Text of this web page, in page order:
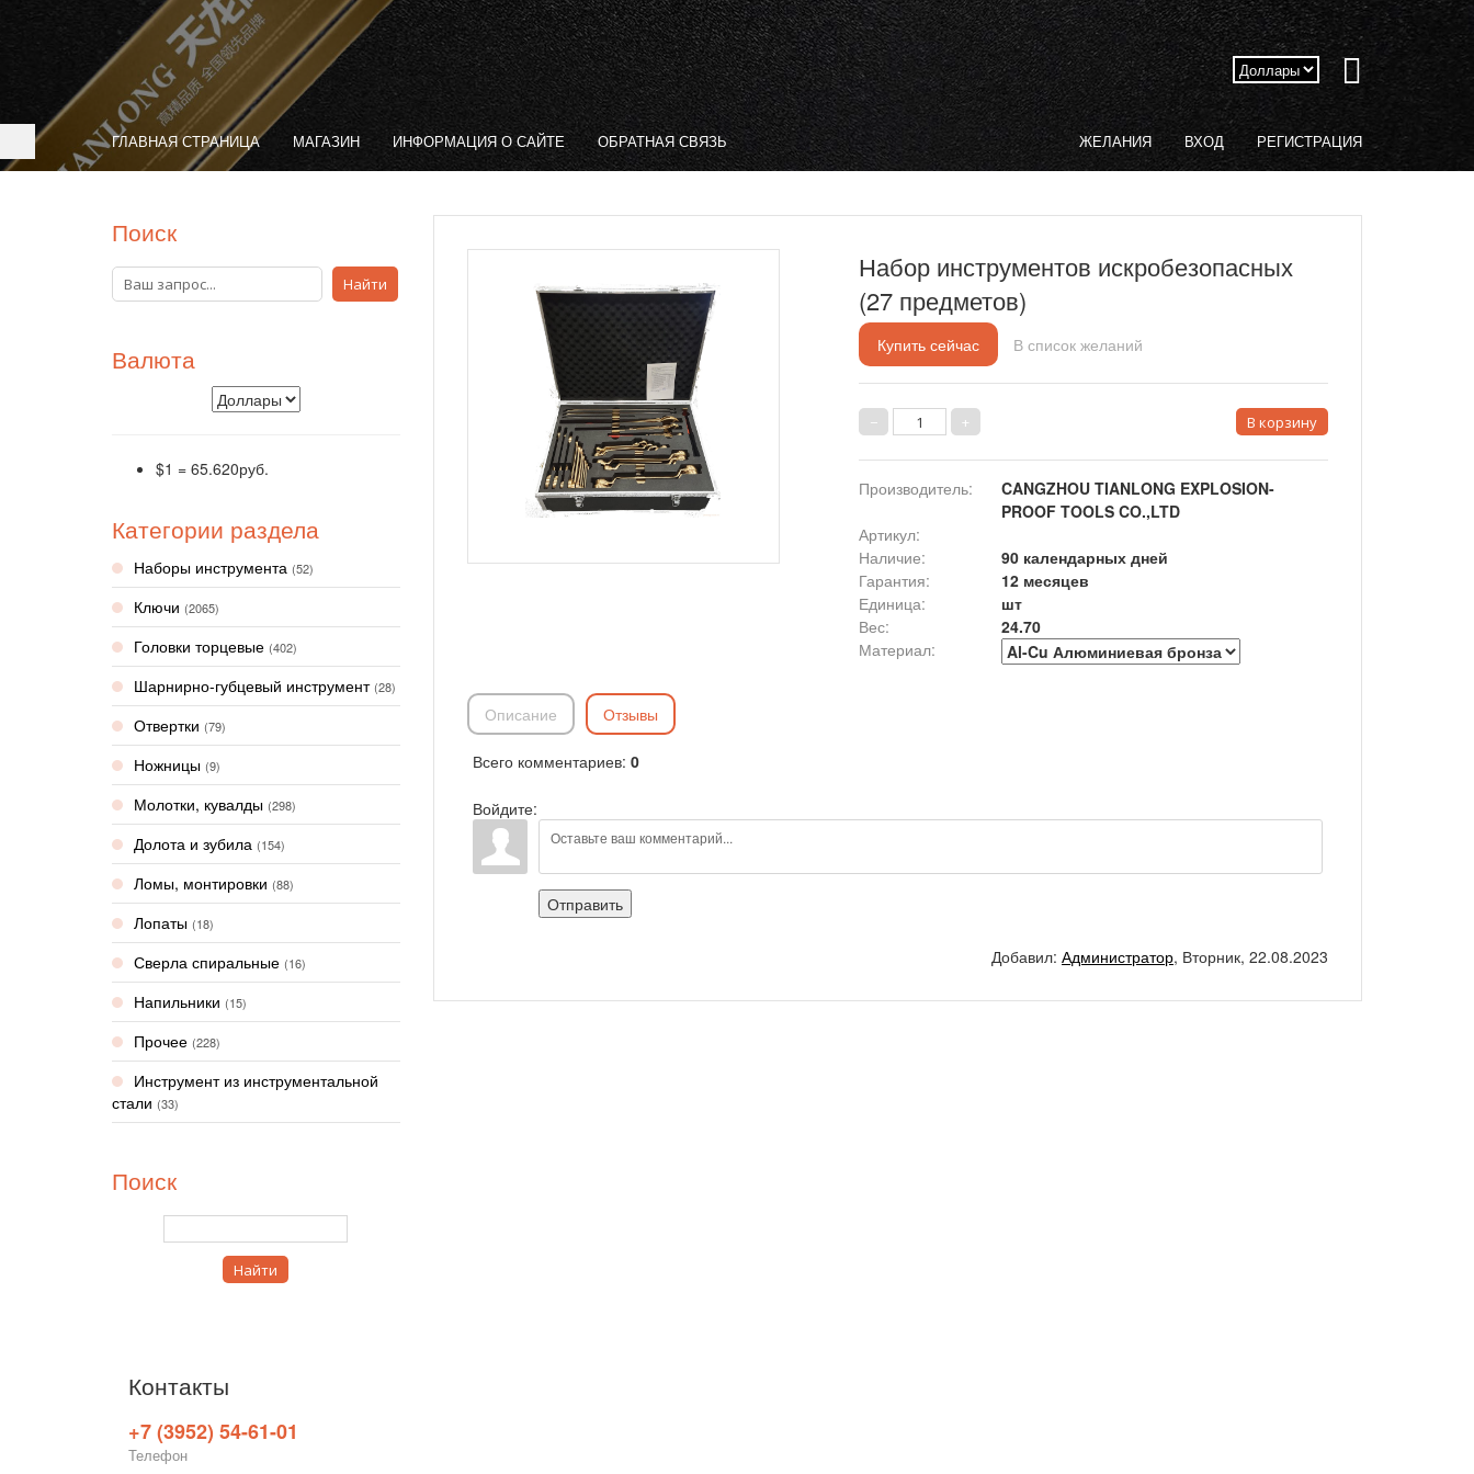
ЖЕЛАНИЯ ВХОД РЕГИСТРАЦИЯ
ГЛАВНАЯ СТРАНИЦА МАГАЗИН ИНФОРМАЦИЯ О САЙТЕ ОБРАТНАЯ СВЯЗЬ
Поиск
Валюта
$1 = 65.620руб.
Категории раздела
Наборы инструмента (52)
Ключи (2065)
Головки торцевые (402)
Шарнирно-губцевый инструмент (28)
Отвертки (79)
Ножницы (9)
Молотки, кувалды (298)
Долота и зубила (154)
Ломы, монтировки (88)
Лопаты (18)
Сверла спиральные (16)
Напильники (15)
Прочее (228)
Инструмент из инструментальной
стали (33)
Поиск
Набор инструментов искробезопасных
(27 предметов)
Купить сейчас В список желаний
Производитель:
CANGZHOU TIANLONG EXPLOSION-
PROOF TOOLS CO.,LTD
Артикул:
Наличие:
90 календарных дней
Гарантия:
12 месяцев
Единица:
шт
Вес:
24.70
Материал:
Описание Отзывы
Всего комментариев: 0
Войдите:
Отправить
Добавил: Администратор, Вторник, 22.08.2023
Контакты
+7 (3952) 54-61-01
Телефон